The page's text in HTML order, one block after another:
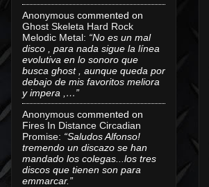
Anonymous commented on
Ghost Skeleta Hard Rock
Melodic Metal: “No es un mal
disco , para nada sigue la línea
evolutiva en lo sonoro que
busca ghost , aunque queda por
debajo de mis favoritos meliora
y impera ,…”
Anonymous commented on
Fires In Distance Circadian
Promise: “Saludos Alfonso!
tremendo un discazo se han
mandado los colegas...los tres
discos que tienen son para
emmarcar.”